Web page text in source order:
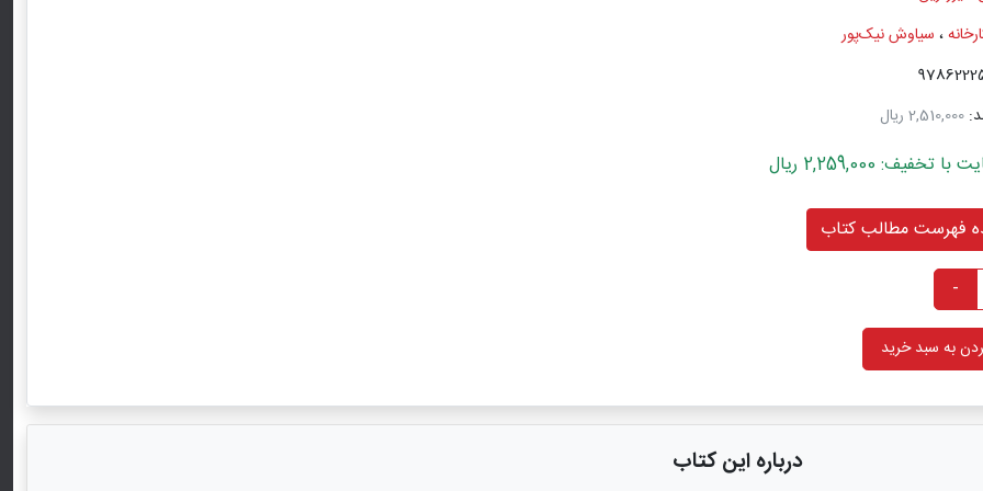
، سیاوش نیک‌پور
2,510,000 ریال
2,259,000 ریال
فهرست مطالب کتاب
-
به سبد خرید
درباره این کتاب